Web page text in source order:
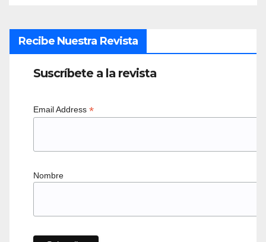
Recibe Nuestra Revista
Suscríbete a la revista
Email Address *
Nombre